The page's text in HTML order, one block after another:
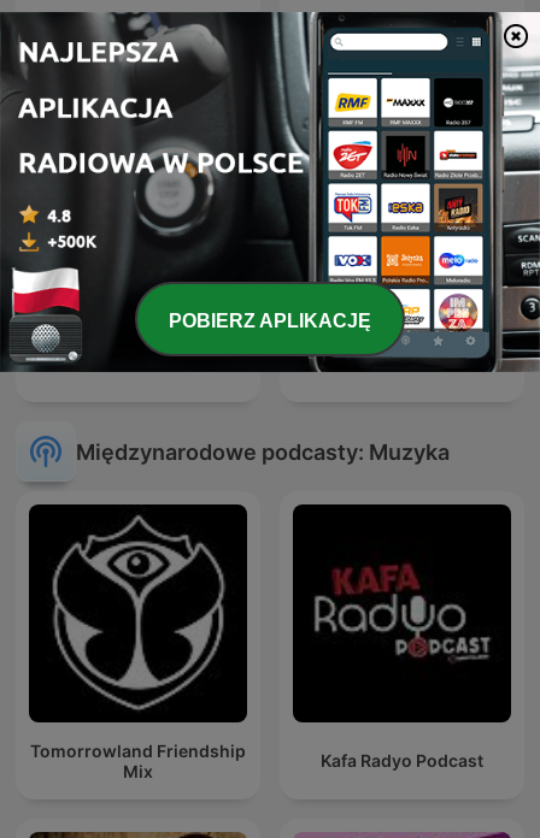
FG MIX ERIC PRYDZ – EPIC RADIO
Trance Planet ATB Music
Międzynarodowe podcasty: Muzyka
Tomorrowland Friendship
Mix
Kafa Radyo Podcast
POBIERZ APLIKACJĘ